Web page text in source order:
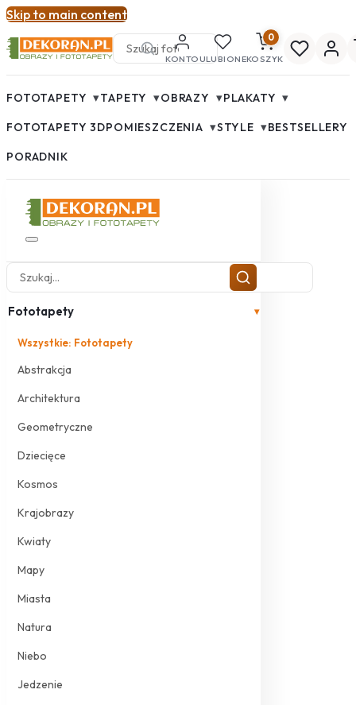
Skip to main content
KONTOULUBIONE
0
KOSZYK
FOTOTAPETY ▾TAPETY ▾OBRAZY ▾PLAKATY ▾
FOTOTAPETY 3DPOMIESZCZENIA ▾STYLE ▾BESTSELLERY
PORADNIK
Fototapety ▾
Wszystkie: Fototapety
Abstrakcja
Architektura
Geometryczne
Dziecięce
Kosmos
Krajobrazy
Kwiaty
Mapy
Miasta
Natura
Niebo
Jedzenie